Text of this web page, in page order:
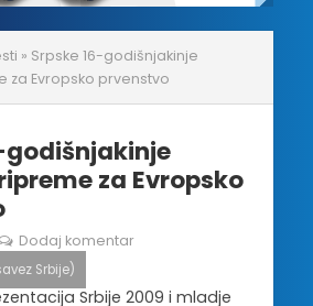
» Srpske 16-godišnjakinje
za Evropsko prvenstvo
godišnjakinje
za Evropsko
Dodaj komentar
Srbije)